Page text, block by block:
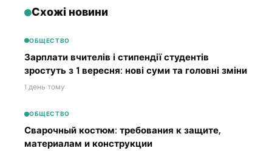
Схожі новини
ОБЩЕСТВО
Зарплати вчителів і стипендії студентів
зростуть з 1 вересня: нові суми та головні зміни
1 день тому
ОБЩЕСТВО
Сварочный костюм: требования к защите,
материалам и конструкции